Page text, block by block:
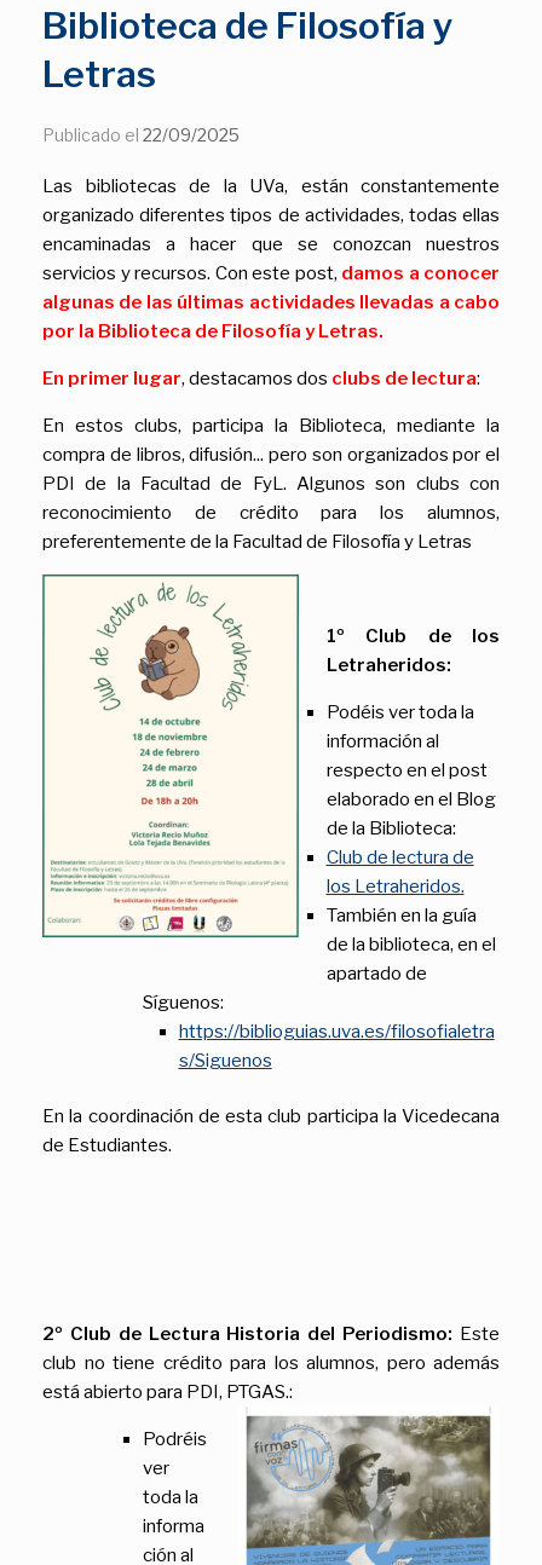
Biblioteca de Filosofía y
Letras
Publicado el 22/09/2025
Las bibliotecas de la UVa, están constantemente
organizado diferentes tipos de actividades, todas ellas
encaminadas a hacer que se conozcan nuestros
servicios y recursos. Con este post, damos a conocer
algunas de las últimas actividades llevadas a cabo
por la Biblioteca de Filosofía y Letras.
En primer lugar, destacamos dos clubs de lectura:
En estos clubs, participa la Biblioteca, mediante la
compra de libros, difusión... pero son organizados por el
PDI de la Facultad de FyL. Algunos son clubs con
reconocimiento de crédito para los alumnos,
preferentemente de la Facultad de Filosofía y Letras
1º Club de los
Letraheridos:
Podéis ver toda la
información al
respecto en el post
elaborado en el Blog
de la Biblioteca:
Club de lectura de
los Letraheridos.
También en la guía
de la biblioteca, en el
apartado de
Síguenos:
https://biblioguias.uva.es/filosofialetra
s/Siguenos
En la coordinación de esta club participa la Vicedecana
de Estudiantes.
2º Club de Lectura Historia del Periodismo: Este
club no tiene crédito para los alumnos, pero además
está abierto para PDI, PTGAS.:
Podréis
ver
toda la
informa
ción al